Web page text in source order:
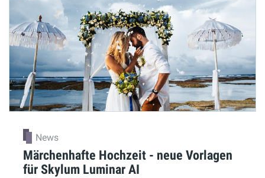
News
Märchenhafte Hochzeit - neue Vorlagen
für Skylum Luminar AI